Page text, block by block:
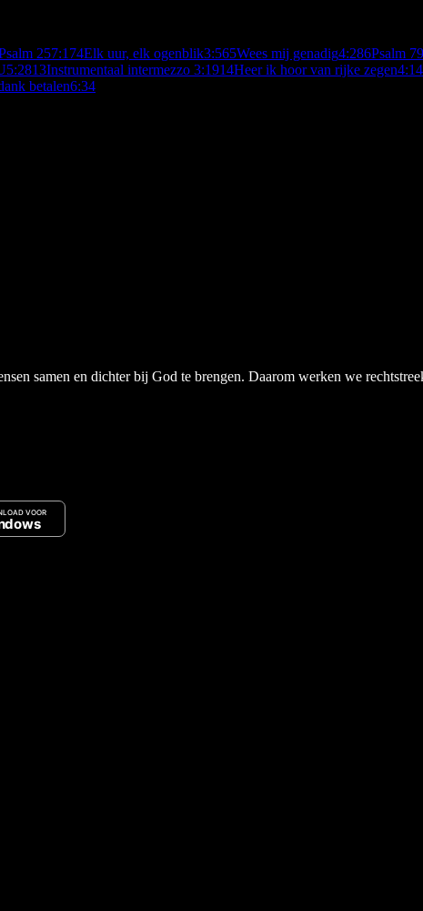
257:174Elk uur, elk ogenblik3:565Wees mij genadig4:286Psalm 79
5:2813Instrumentaal intermezzo 3:1914Heer ik hoor van rijke zegen4:14
betalen6:34
samen en dichter bij God te brengen. Daarom werken we